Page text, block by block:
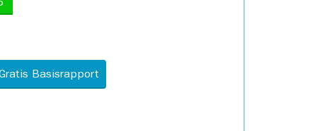
Basisrapport